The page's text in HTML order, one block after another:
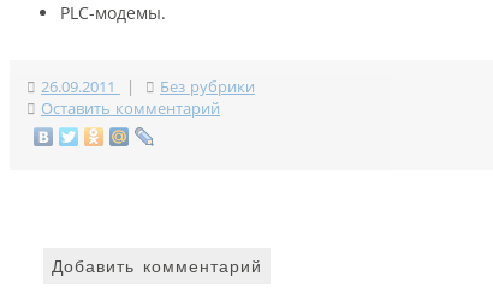
PLC-модемы.
26.09.2011 |
Без рубрики
Оставить комментарий
Добавить комментарий